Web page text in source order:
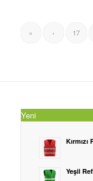
« ‹ 17
Yeni
Yeşil